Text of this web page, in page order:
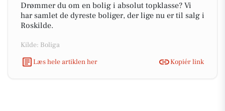
Drømmer du om en bolig i absolut topklasse? Vi
har samlet de dyreste boliger, der lige nu er til salg i
Roskilde.
Kilde: Boliga
Læs hele artiklen her
Kopiér link